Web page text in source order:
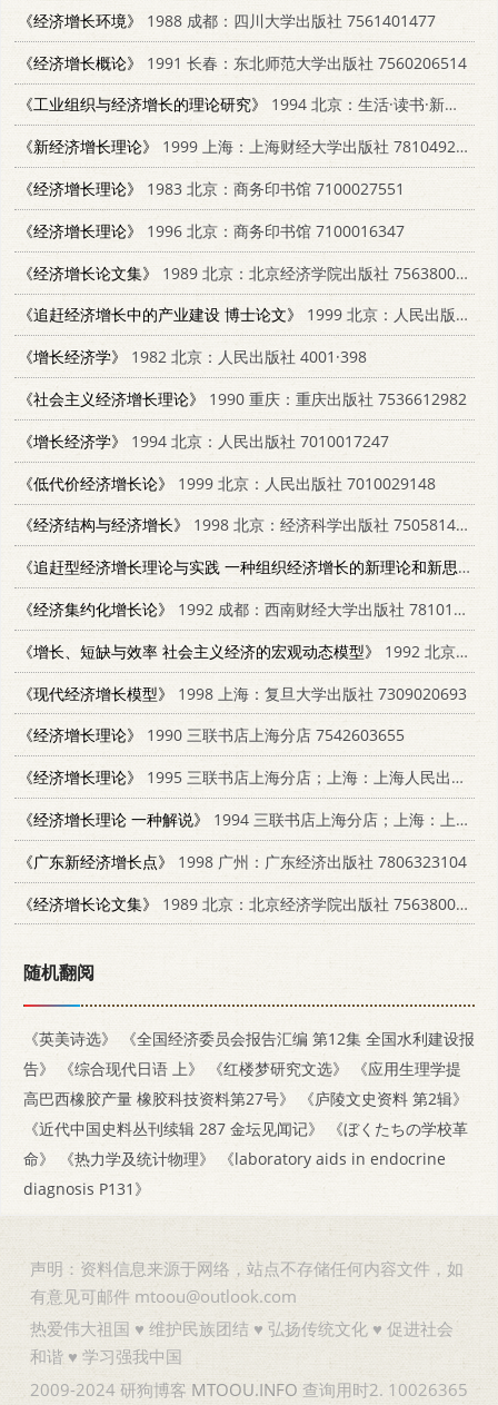
《经济增长环境》
1988 成都：四川大学出版社 7561401477
《经济增长概论》
1991 长春：东北师范大学出版社 7560206514
《工业组织与经济增长的理论研究》
1994 北京：生活·读书·新知三联书店 7108006774
《新经济增长理论》
1999 上海：上海财经大学出版社 7810492853
《经济增长理论》
1983 北京：商务印书馆 7100027551
《经济增长理论》
1996 北京：商务印书馆 7100016347
《经济增长论文集》
1989 北京：北京经济学院出版社 7563800573
《追赶经济增长中的产业建设 博士论文》
1999 北京：人民出版社 7010029784
《增长经济学》
1982 北京：人民出版社 4001·398
《社会主义经济增长理论》
1990 重庆：重庆出版社 7536612982
《增长经济学》
1994 北京：人民出版社 7010017247
《低代价经济增长论》
1999 北京：人民出版社 7010029148
《经济结构与经济增长》 1998 北京：经济科学出版社 7505814702
《追赶型经济增长理论与实践 一种组织经济增长的新理论和新思路》
《经济集约化增长论》
1992 成都：西南财经大学出版社 7810174208
《增长、短缺与效率 社会主义经济的宏观动态模型》
1992 北京：商务印书馆 7100000149
《现代经济增长模型》
1998 上海：复旦大学出版社 7309020693
《经济增长理论》
1990 三联书店上海分店 7542603655
《经济增长理论》
1995 三联书店上海分店；上海：上海人民出版社 7208018677
《经济增长理论 一种解说》
1994 三联书店上海分店；上海：上海人民出版社 7208018669
《广东新经济增长点》
1998 广州：广东经济出版社 7806323104
《经济增长论文集》
1989 北京：北京经济学院出版社 7563800522
随机翻阅
《英美诗选》
《全国经济委员会报告汇编 第12集 全国水利建设报
告》
《综合现代日语 上》 《红楼梦研究文选》
《应用生理学提
高巴西橡胶产量 橡胶科技资料第27号》
《庐陵文史资料 第2辑》
《近代中国史料丛刊续辑 287 金坛见闻记》
《ぼくたちの学校革
命》
《热力学及统计物理》
《laboratory aids in endocrine
diagnosis P131》
声明：资料信息来源于网络，站点不存储任何内容文件，如
有意见可邮件 mtoou@outlook.com
热爱伟大祖国 ♥ 维护民族团结 ♥ 弘扬传统文化 ♥ 促进社会
和谐 ♥ 学习强我中国
2009-2024 研狗博客 MTOOU.INFO 查询用时2. 10026365